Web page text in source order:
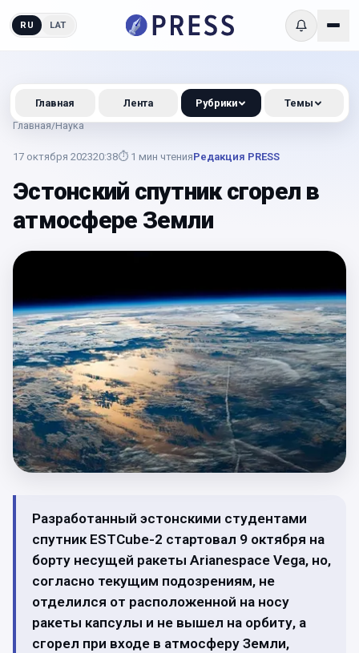
RU LAT
Главная/Наука
17 октября 202320:38⏱ 1 мин чтенияРедакция PRESS
Эстонский спутник сгорел в
атмосфере Земли
Разработанный эстонскими студентами
спутник ESTCube-2 стартовал 9 октября на
борту несущей ракеты Arianespace Vega, но,
согласно текущим подозрениям, не
отделился от расположенной на носу
ракеты капсулы и не вышел на орбиту, а
сгорел при входе в атмосферу Земли,
Главная Лента Рубрики Темы